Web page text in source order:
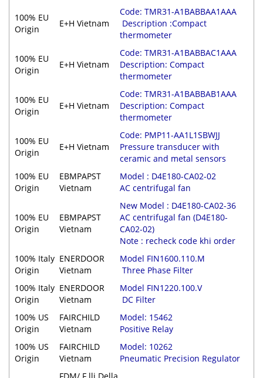
100% EU
Origin
E+H Vietnam
Code: TMR31-A1BABBAA1AAA
Description :Compact
thermometer
100% EU
Origin
E+H Vietnam
Code: TMR31-A1BABBAC1AAA
Description: Compact
thermometer
100% EU
Origin
E+H Vietnam
Code: TMR31-A1BABBAB1AAA
Description: Compact
thermometer
100% EU
Origin
E+H Vietnam
Code: PMP11-AA1L1SBWJJ
Pressure transducer with
ceramic and metal sensors
100% EU
Origin
EBMPAPST
Vietnam
Model : D4E180-CA02-02
AC centrifugal fan
100% EU
Origin
EBMPAPST
Vietnam
New Model : D4E180-CA02-36
AC centrifugal fan (D4E180-
CA02-02)
Note : recheck code khi order
100% Italy
Origin
ENERDOOR
Vietnam
Model FIN1600.110.M
Three Phase Filter
100% Italy
Origin
ENERDOOR
Vietnam
Model FIN1220.100.V
DC Filter
100% US
Origin
FAIRCHILD
Vietnam
Model: 15462
Positive Relay
100% US
Origin
FAIRCHILD
Vietnam
Model: 10262
Pneumatic Precision Regulator
FDM/ F.lli Della